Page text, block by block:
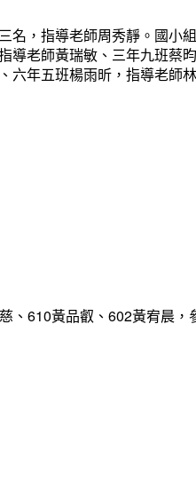
名，指導老師周秀靜。國小
導老師黃瑞敏、三年九班蔡
六年五班楊雨昕，指導老師
、610黃品叡、602黃宥晨